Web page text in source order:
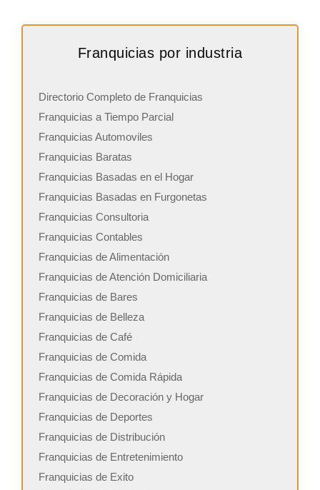
Franquicias por industria
Directorio Completo de Franquicias
Franquicias a Tiempo Parcial
Franquicias Automoviles
Franquicias Baratas
Franquicias Basadas en el Hogar
Franquicias Basadas en Furgonetas
Franquicias Consultoria
Franquicias Contables
Franquicias de Alimentación
Franquicias de Atención Domiciliaria
Franquicias de Bares
Franquicias de Belleza
Franquicias de Café
Franquicias de Comida
Franquicias de Comida Rápida
Franquicias de Decoración y Hogar
Franquicias de Deportes
Franquicias de Distribución
Franquicias de Entretenimiento
Franquicias de Exito